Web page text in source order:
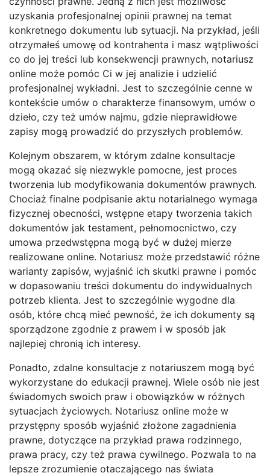
uzyskania profesjonalnej opinii prawnej na temat
konkretnego dokumentu lub sytuacji. Na przykład, jeśli
otrzymałeś umowę od kontrahenta i masz wątpliwości
co do jej treści lub konsekwencji prawnych, notariusz
online może pomóc Ci w jej analizie i udzielić
profesjonalnej wykładni. Jest to szczególnie cenne w
kontekście umów o charakterze finansowym, umów o
dzieło, czy też umów najmu, gdzie nieprawidłowe
zapisy mogą prowadzić do przyszłych problemów.
Kolejnym obszarem, w którym zdalne konsultacje
mogą okazać się niezwykle pomocne, jest proces
tworzenia lub modyfikowania dokumentów prawnych.
Chociaż finalne podpisanie aktu notarialnego wymaga
fizycznej obecności, wstępne etapy tworzenia takich
dokumentów jak testament, pełnomocnictwo, czy
umowa przedwstępna mogą być w dużej mierze
realizowane online. Notariusz może przedstawić różne
warianty zapisów, wyjaśnić ich skutki prawne i pomóc
w dopasowaniu treści dokumentu do indywidualnych
potrzeb klienta. Jest to szczególnie wygodne dla
osób, które chcą mieć pewność, że ich dokumenty są
sporządzone zgodnie z prawem i w sposób jak
najlepiej chronią ich interesy.
Ponadto, zdalne konsultacje z notariuszem mogą być
wykorzystane do edukacji prawnej. Wiele osób nie jest
świadomych swoich praw i obowiązków w różnych
sytuacjach życiowych. Notariusz online może w
przystępny sposób wyjaśnić złożone zagadnienia
prawne, dotyczące na przykład prawa rodzinnego,
prawa pracy, czy też prawa cywilnego. Pozwala to na
lepsze zrozumienie otaczającego nas świata